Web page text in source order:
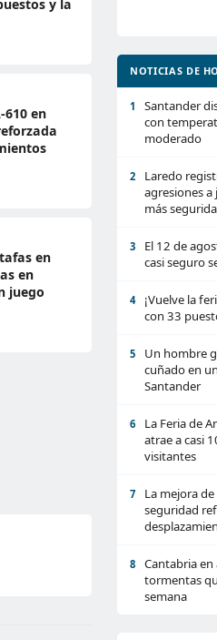
y la
610 en
en
en
juego
NOTICIAS DE
1
Santander
con
moderado
2
Laredo
agresiones a
más
3
El 12 de
casi seguro
4
¡Vuelve la
con 33
5
Un hombre
cuñado en
Santander
6
La Feria de
atrae a casi
visitantes
7
La mejora
seguridad
8
Cantabria
tormentas
semana